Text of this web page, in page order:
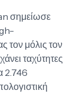
σημείωσε
μόλις τον
ταχύτητες
2.746